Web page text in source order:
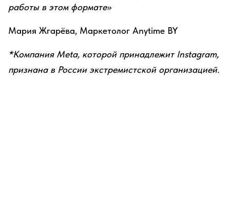
работы в этом формате»
Мария Жгарёва, Маркетолог Anytime BY
*Компания Meta, которой принадлежит Instagram,
признана в России экстремистской организацией.